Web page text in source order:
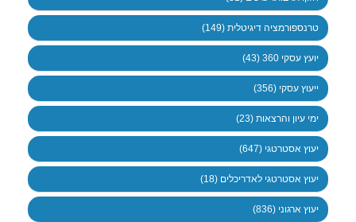
טרנספורמציה דיגיטלית (149)
יועץ עסקי 360 (43)
ייעוץ עסקי (356)
ימי עיון והרצאות (23)
יעוץ אסטרטגי (647)
יעוץ אסטרטגי לאדריכלים (18)
יעוץ ארגוני (836)